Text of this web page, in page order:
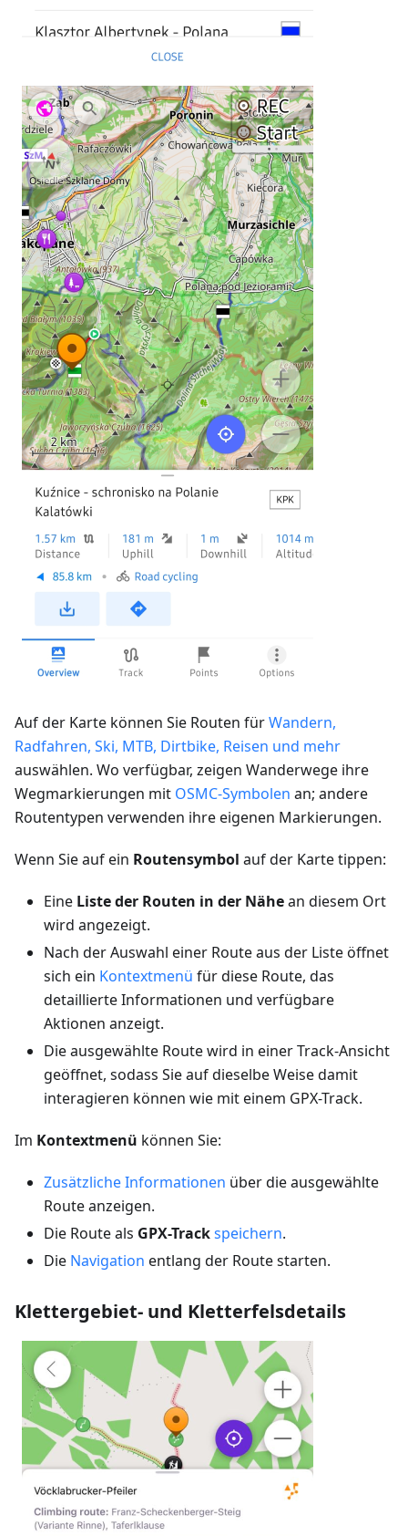
Auf der Karte können Sie Routen fürWandern,
Radfahren, Ski, MTB, Dirtbike, Reisen und mehr
auswählen. Wo verfügbar, zeigen Wanderwege ihre
Wegmarkierungen mit OSMC-Symbolen an; andere
Routentypen verwenden ihre eigenen Markierungen.
Wenn Sie auf ein Routensymbol auf der Karte tippen:
Eine Liste der Routen in der Nähean diesem Ort
wird angezeigt.
Nach der Auswahl einer Route aus der Liste öffnet
sich ein Kontextmenü für diese Route, das
detaillierte Informationen und verfügbare
Aktionen anzeigt.
Die ausgewählte Route wird in einer Track-Ansicht
geöffnet, sodass Sie auf dieselbe Weise damit
interagieren können wie mit einem GPX-Track.
Im Kontextmenü können Sie:
Zusätzliche Informationen über die ausgewählte
Route anzeigen.
Die Route als GPX-Trackspeichern.
Die Navigation entlang der Route starten.
Klettergebiet- und Kletterfelsdetails